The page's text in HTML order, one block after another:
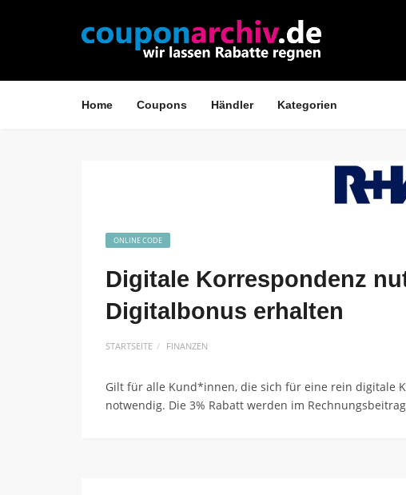
Home Coupons Händler Kategorien
ONLINE CODE
Digitale Korrespondenz
Digitalbonus erhalten
STARTSEITE FINANZEN
Gilt für alle Kund*innen, die sich für eine rein digitale
notwendig. Die 3% Rabatt werden im